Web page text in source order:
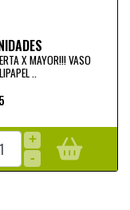
X MAYOR!!! VASO
..
+
-